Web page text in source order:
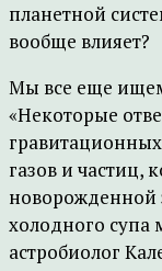
планетной
вообще влияет?
Мы все еще
«Некоторые
газов и частиц,
новорожденной
холодного супа
астробиолог